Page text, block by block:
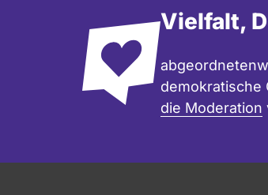
a
v
a
Vielfalt,
demokratische
die Moderation